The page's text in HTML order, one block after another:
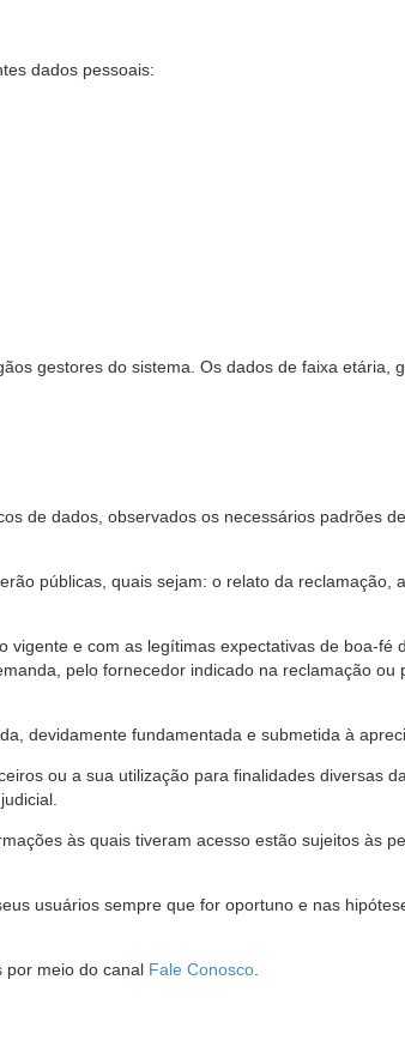
dados pessoais:
gestores do sistema. Os dados de faixa etária,
de dados, observados os necessários padrões
públicas, quais sejam: o relato da reclamação,
e com as legítimas expectativas de boa-fé
pelo fornecedor indicado na reclamação ou
devidamente fundamentada e submetida à
ou a sua utilização para finalidades diversas
às quais tiveram acesso estão sujeitos às
usuários sempre que for oportuno e nas
por meio do canal Fale Conosco